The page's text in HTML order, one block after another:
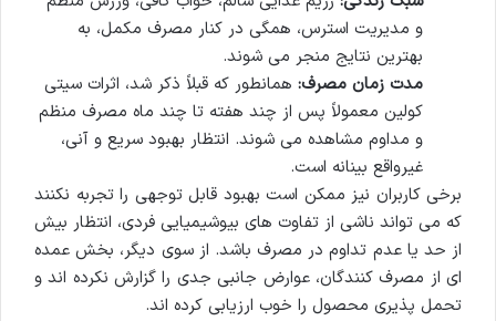
و مدیریت استرس، همگی در کنار مصرف مکمل، به
بهترین نتایج منجر می شوند.
مدت زمان مصرف: همانطور که قبلاً ذکر شد، اثرات سیتی
کولین معمولاً پس از چند هفته تا چند ماه مصرف منظم
و مداوم مشاهده می شوند. انتظار بهبود سریع و آنی،
غیرواقع بینانه است.
برخی کاربران نیز ممکن است بهبود قابل توجهی را تجربه نکنند
که می تواند ناشی از تفاوت های بیوشیمیایی فردی، انتظار بیش
از حد یا عدم تداوم در مصرف باشد. از سوی دیگر، بخش عمده
ای از مصرف کنندگان، عوارض جانبی جدی را گزارش نکرده اند و
تحمل پذیری محصول را خوب ارزیابی کرده اند.